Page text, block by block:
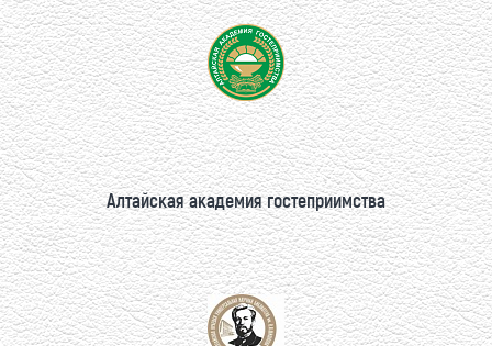
Алтайская академия гостеприимства